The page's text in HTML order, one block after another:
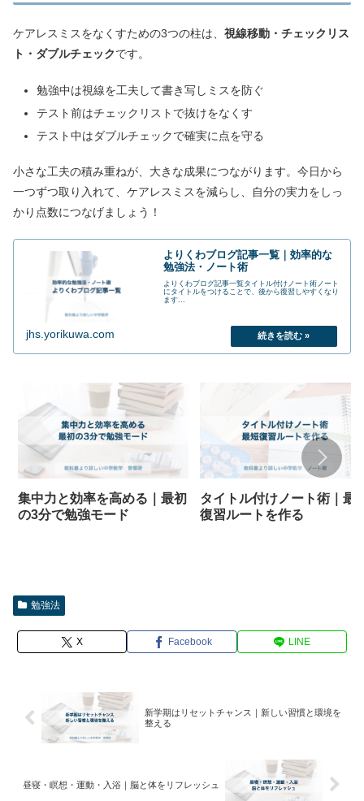
ケアレスミスをなくすための3つの柱は、 視線移動・チェックリス
ト・ダブルチェックです。
勉強中は視線を工夫して書き写しミスを防ぐ
テスト前はチェックリストで抜けをなくす
テスト中はダブルチェックで確実に点を守る
小さな工夫の積み重ねが、大きな成果につながります。今日から
一つずつ取り入れて、ケアレスミスを減らし、自分の実力をしっ
かり点数につなげましょう！
よりくわブログ記事一覧｜効率的な
勉強法・ノート術
よりくわブログ記事一覧タイトル付けノート術ノート
にタイトルをつけることで、後から復習しやすくなり
ます...
jhs.yorikuwa.com
集中力と効率を高める｜最初
の3分で勉強モード
タイトル付けノート術｜最
復習ルートを作る
勉強法
X Facebook LINE
新学期はリセットチャンス｜新しい習慣と環境を
整える
昼寝・瞑想・運動・入浴｜脳と体をリフレッシュ